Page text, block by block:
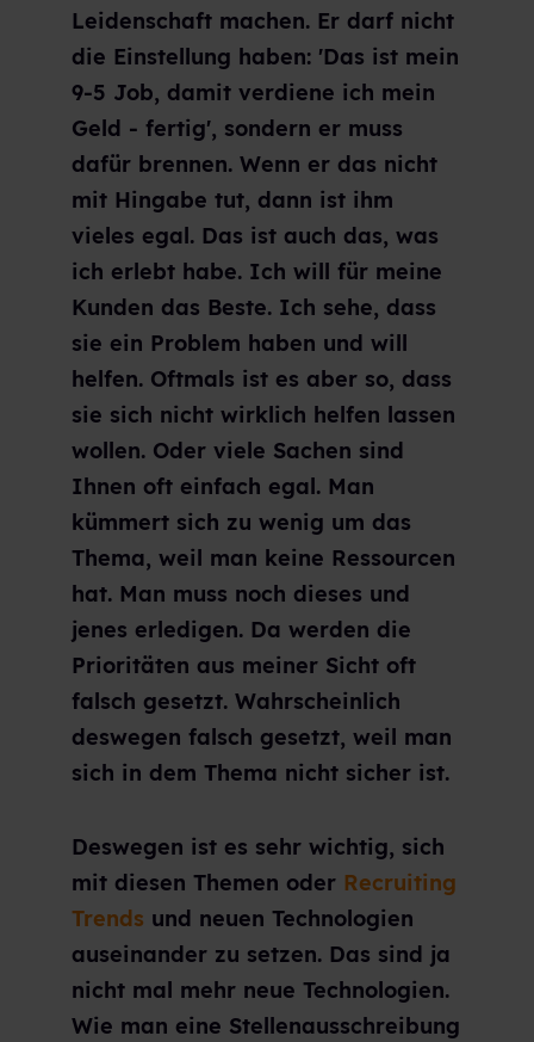
Leidenschaft machen. Er darf nicht
die Einstellung haben: 'Das ist mein
9-5 Job, damit verdiene ich mein
Geld - fertig', sondern er muss
dafür brennen. Wenn er das nicht
mit Hingabe tut, dann ist ihm
vieles egal. Das ist auch das, was
ich erlebt habe. Ich will für meine
Kunden das Beste. Ich sehe, dass
sie ein Problem haben und will
helfen. Oftmals ist es aber so, dass
sie sich nicht wirklich helfen lassen
wollen. Oder viele Sachen sind
Ihnen oft einfach egal. Man
kümmert sich zu wenig um das
Thema, weil man keine Ressourcen
hat. Man muss noch dieses und
jenes erledigen. Da werden die
Prioritäten aus meiner Sicht oft
falsch gesetzt. Wahrscheinlich
deswegen falsch gesetzt, weil man
sich in dem Thema nicht sicher ist.
Deswegen ist es sehr wichtig, sich
mit diesen Themen oder Recruiting
Trends und neuen Technologien
auseinander zu setzen. Das sind ja
nicht mal mehr neue Technologien.
Wie man eine Stellenausschreibung